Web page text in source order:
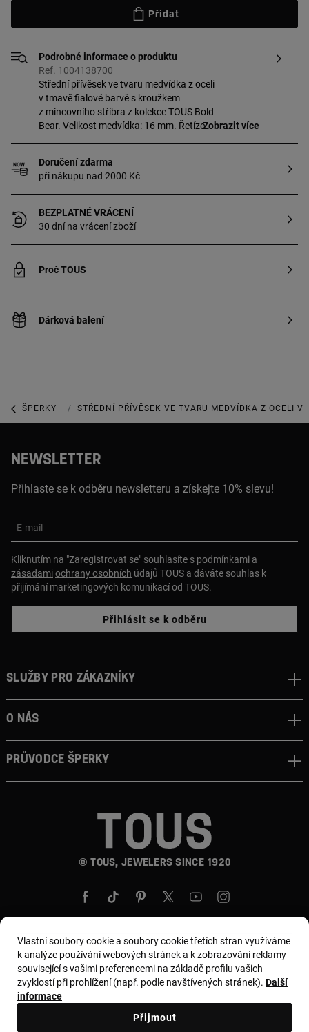
Přidat
Podrobné informace o produktu
Ref. 1004138700
Střední přívěsek ve tvaru medvídka z oceli
v tmavě fialové barvě s kroužkem
z mincovního stříbra z kolekce TOUS Bold
Bear. Velikost medvídka: 16 mm. ŘetízekZobrazit více
Doručení zdarma
při nákupu nad 2000 Kč
BEZPLATNÉ VRÁCENÍ
30 dní na vrácení zboží
Proč TOUS
Dárková balení
ŠPERKY ŠPERKY S DRAHÝMI KAMENY
STŘEDNÍ PŘÍVĚSEK VE TVARU MEDVÍDKA Z OCELI V
NEWSLETTER
Přihlaste se k odběru newsletteru a získejte 10% slevu!
E-mail
Kliknutím na "Zaregistrovat se" souhlasíte s podmínkami a
zásadamiochrany osobních údajů TOUS a dáváte souhlas k
přijímání marketingových komunikací od TOUS.
Přihlásit se k odběru
© TOUS, JEWELERS SINCE 1920
Služby pro zákazníky
O nás
Průvodce šperky
Země a měna:Czech Republic / Euro
Vlastní soubory cookie a soubory cookie třetích stran využíváme
k analýze používání webových stránek a k zobrazování reklamy
související s vašimi preferencemi na základě profilu vašich
zvyklostí při prohlížení (např. podle navštívených stránek). Další
informace
Přijmout